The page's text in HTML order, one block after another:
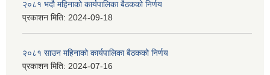
२०८१ भदौ महिनाको कार्यपालिका बैठकको निर्णय
प्रकाशन मिति: 2024-09-18
२०८१ साउन महिनाको कार्यपालिका बैठकको निर्णय
प्रकाशन मिति: 2024-07-16